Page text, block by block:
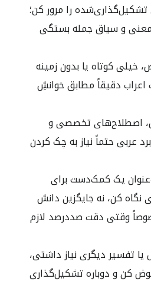
را مرور کن؛
معنی و سیاق جمله بستگی
خیلی کوتاه یا بدون زمینه
دقیقاً مطابق خوانشِ
اصطلاح‌های تخصصی و
عربی حتماً نیاز به چک کردن
یک کمک‌دست برای
نگاه کن، نه جایگزین دانش
وقتی دقت صددرصد لازم
یا تفسیر دیگری نیاز داشتی،
کن و دوباره تشکیل‌گذاری